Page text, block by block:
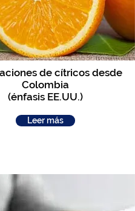
de cítricos desde
Colombia
(énfasis EE.UU.)
Leer más